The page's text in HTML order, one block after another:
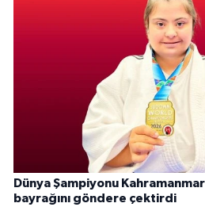
Dünya Şampiyonu
bayrağını göndere çektirdi